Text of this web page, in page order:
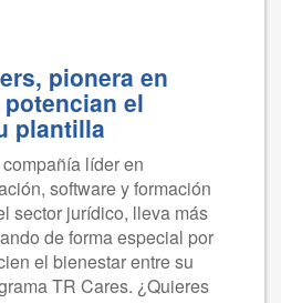
pionera en
el
plantilla
líder en
software y formación
sector jurídico, lleva más
de forma especial por
el bienestar entre su
TR Cares. ¿Quieres